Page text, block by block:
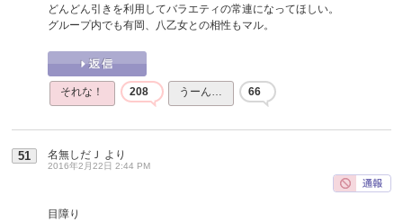
どんどん引きを利用してバラエティの常連になってほしい。
グループ内でも有岡、八乙女との相性もマル。
それな！ 208 うーん… 66
51 名無しだＪ より
2016年2月22日 2:44 PM
目障り